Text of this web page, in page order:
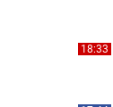
18:33